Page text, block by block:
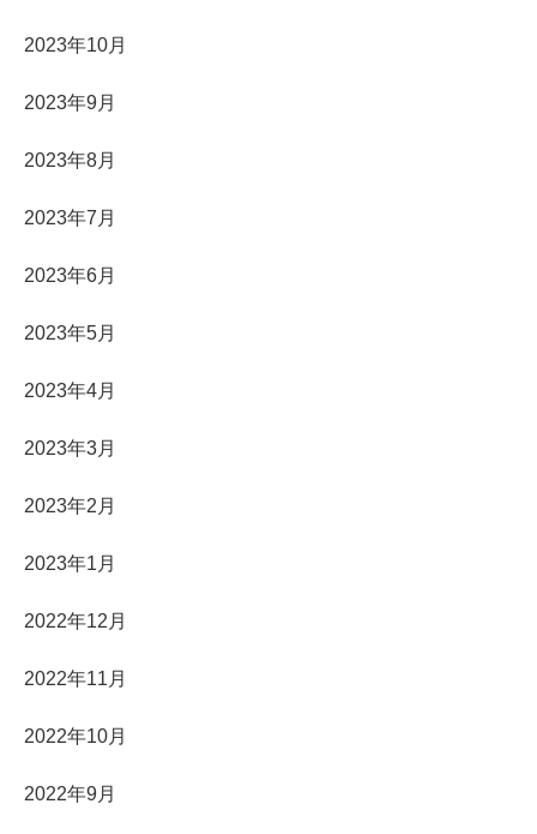
2023年10月
2023年9月
2023年8月
2023年7月
2023年6月
2023年5月
2023年4月
2023年3月
2023年2月
2023年1月
2022年12月
2022年11月
2022年10月
2022年9月